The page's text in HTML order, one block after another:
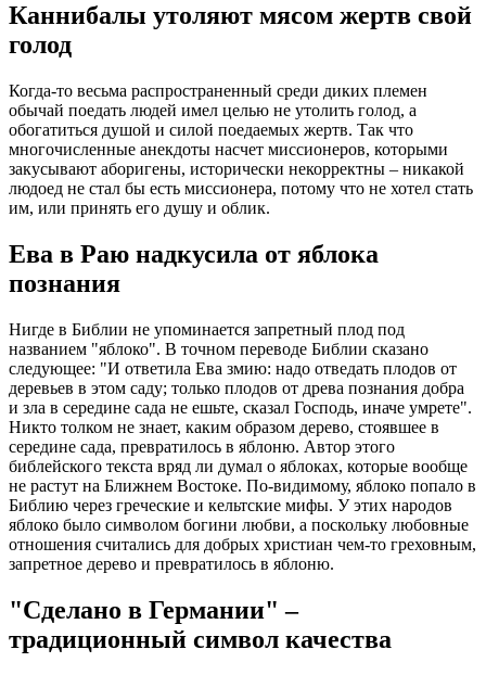
Каннибалы утоляют мясом жертв свой
голод
Когда-то весьма распространенный среди диких племен
обычай поедать людей имел целью не утолить голод, а
обогатиться душой и силой поедаемых жертв. Так что
многочисленные анекдоты насчет миссионеров, которыми
закусывают аборигены, исторически некорректны – никакой
людоед не стал бы есть миссионера, потому что не хотел стать
им, или принять его душу и облик.
Ева в Раю надкусила от яблока
познания
Нигде в Библии не упоминается запретный плод под
названием "яблоко". В точном переводе Библии сказано
следующее: "И ответила Ева змию: надо отведать плодов от
деревьев в этом саду; только плодов от древа познания добра
и зла в середине сада не ешьте, сказал Господь, иначе умрете".
Никто толком не знает, каким образом дерево, стоявшее в
середине сада, превратилось в яблоню. Автор этого
библейского текста вряд ли думал о яблоках, которые вообще
не растут на Ближнем Востоке. По-видимому, яблоко попало в
Библию через греческие и кельтские мифы. У этих народов
яблоко было символом богини любви, а поскольку любовные
отношения считались для добрых христиан чем-то греховным,
запретное дерево и превратилось в яблоню.
"Сделано в Германии" –
традиционный символ качества